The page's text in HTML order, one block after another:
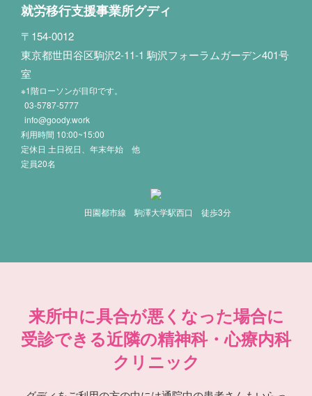
就労移行支援事業所グディ
〒154-0012
東京都世田谷区駒沢2-11-1 駒沢フォーラムガーデン401号
室
※1階ローソンが目印です。
03-5787-5777
info@goody.work
利用時間 10:00~15:00
定休日 土日祝日、年末年始 他
定員20名
田園都市線 駒澤大学駅西口 徒歩3分
来所中に具合が悪くなった場合に
受診できる近隣の精神科・心療内科
クリニック